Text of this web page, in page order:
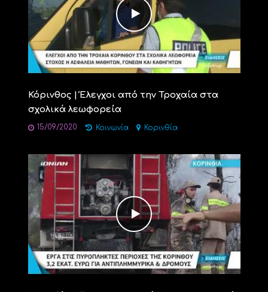
Κόρινθος | Έλεγχοι από την Τροχαία στα
σχολικά λεωφορεία
15/09/2020 Κοινωνία Κορινθία